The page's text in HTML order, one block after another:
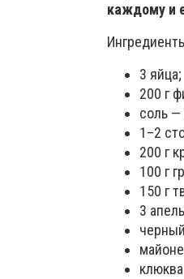
каждому и
3 яйца;
200 г
соль —
1–2
200 г
100 г
150 г
3